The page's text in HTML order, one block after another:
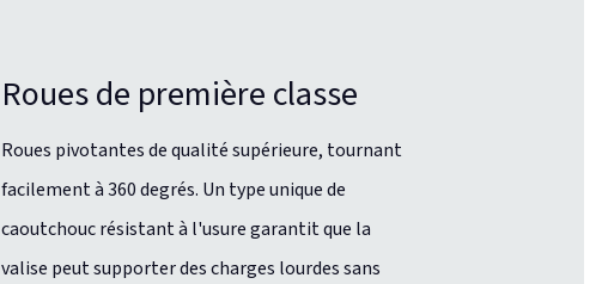
Roues de première classe
Roues pivotantes de qualité supérieure, tournant
facilement à 360 degrés. Un type unique de
caoutchouc résistant à l'usure garantit que la
valise peut supporter des charges lourdes sans